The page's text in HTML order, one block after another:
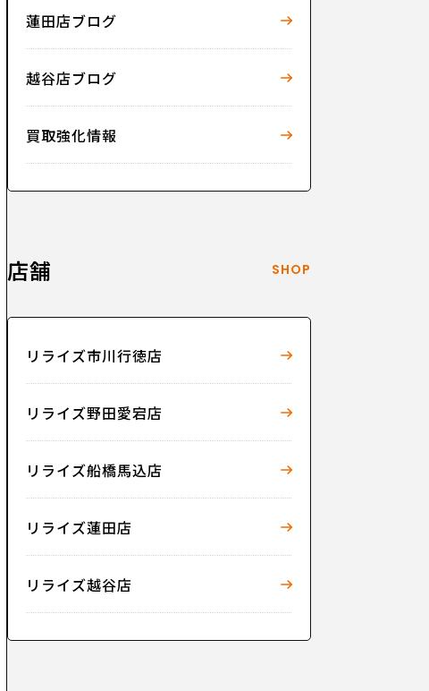
蓮田店ブログ
越谷店ブログ
買取強化情報
店舗 SHOP
リライズ市川行徳店
リライズ野田愛宕店
リライズ船橋馬込店
リライズ蓮田店
リライズ越谷店